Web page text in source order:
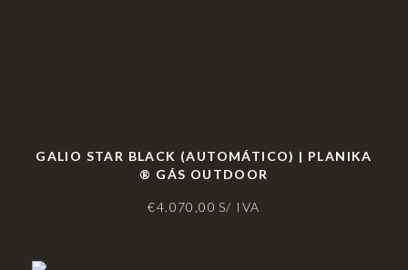
GALIO STAR BLACK (AUTOMÁTICO) | PLANIKA
® GÁS OUTDOOR
€4.070,00 S/ IVA